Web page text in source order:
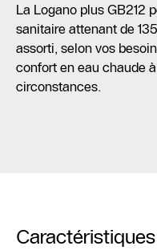
La Logano plus GB212
sanitaire attenant de
assorti, selon vos
confort en eau chaude
circonstances.